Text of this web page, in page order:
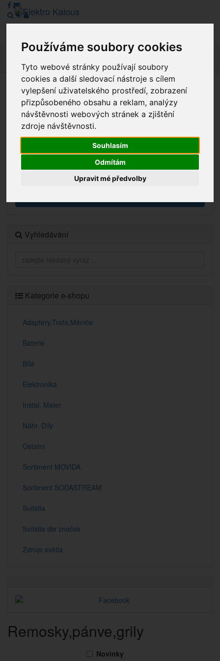
Používáme soubory cookies
Tyto webové stránky používají soubory
cookies a další sledovací nástroje s cílem
vylepšení uživatelského prostředí, zobrazení
přizpůsobeného obsahu a reklam, analýzy
návštěvnosti webových stránek a zjištění
zdroje návštěvnosti.
Souhlasím
Odmítám
Upravit mé předvolby
Vážení zákazníci, v tuto chvíli je Náš internetový obchod v
režimu Katalogu. Objednávky on-line nyní nelze vyřídit.
Děkujeme za pochopení.
Výprodej
Vyhledávání
Kategorie e-shopu
Adaptéry,Trafa,Měniče
Baterie
Bílá
Elektronika
Instal. Mater
Náhr. Díly
Ostatní
Sortiment MOVIDA
Sortiment SODASTREAM
Svítidla
Svítidla dle značek
Zdroje světla
Remosky,pánve,grily
Novinky